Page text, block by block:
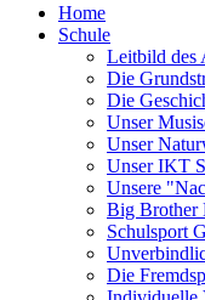
Home
Schule
Leitbild des
Die
Die
Unser
Unser
Unser IKT
Unsere
Big Brother
Schulsport
Die